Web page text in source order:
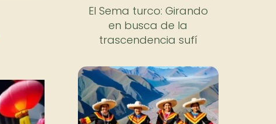
El Sema turco: Girando
en busca de la
trascendencia sufí